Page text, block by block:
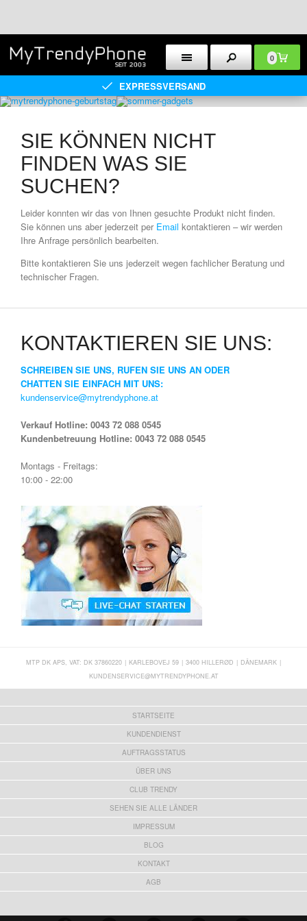
0
EXPRESSVERSAND
SIE KÖNNEN NICHT
FINDEN WAS SIE
SUCHEN?
Leider konnten wir das von Ihnen gesuchte Produkt nicht finden.
Sie können uns aber jederzeit per Email kontaktieren – wir werden
Ihre Anfrage persönlich bearbeiten.
Bitte kontaktieren Sie uns jederzeit wegen fachlicher Beratung und
technischer Fragen.
KONTAKTIEREN SIE UNS:
SCHREIBEN SIE UNS, RUFEN SIE UNS AN ODER
CHATTEN SIE EINFACH MIT UNS:
kundenservice@mytrendyphone.at
Verkauf Hotline: 0043 72 088 0545
Kundenbetreuung Hotline: 0043 72 088 0545
Montags - Freitags:
10:00 - 22:00
MTP DK APS, VAT: DK 37860220 | KARLEBOVEJ 59 | 3400 HILLERØD | DÄNEMARK |
KUNDENSERVICE@MYTRENDYPHONE.AT
STARTSEITE
KUNDENDIENST
AUFTRAGSSTATUS
ÜBER UNS
CLUB TRENDY
SEHEN SIE ALLE LÄNDER
IMPRESSUM
BLOG
KONTAKT
AGB